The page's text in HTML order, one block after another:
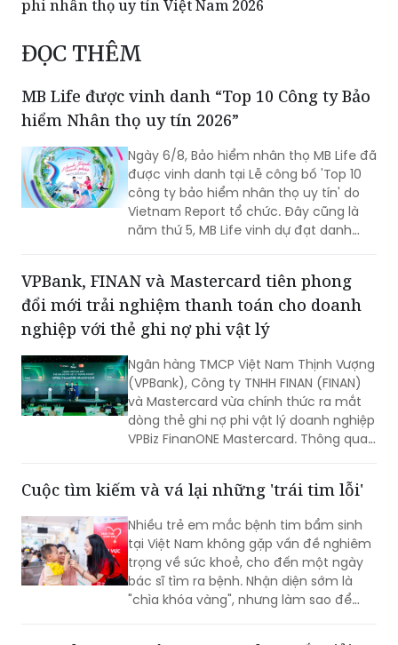
Huân chương Lao động Hạng 3
OPES thăng hạng trong Top 10 Công ty bảo hiểm
phi nhân thọ uy tín Việt Nam 2026
ĐỌC THÊM
MB Life được vinh danh “Top 10 Công ty Bảo
hiểm Nhân thọ uy tín 2026”
Ngày 6/8, Bảo hiểm nhân thọ MB Life đã
được vinh danh tại Lễ công bố 'Top 10
Vietnam Report tổ chức. Đây cũng là
năm thứ 5, MB Life vinh dự đạt danh
hiệu bởi những nỗ lực bền bỉ trong việc
đảm bảo quyền lợi khách hàng với tôn
một thập kỷ.
VPBank, FINAN và Mastercard tiên phong
đổi mới trải nghiệm thanh toán cho doanh
nghiệp với thẻ ghi nợ phi vật lý
Ngân hàng TMCP Việt Nam Thịnh Vượng
(VPBank), Công ty TNHH FINAN (FINAN)
dòng thẻ ghi nợ phi vật lý doanh nghiệp
VPBiz FinanONE Mastercard. Thông qua
giải pháp này, ba đơn vị hướng tới xây
dựng một hệ sinh thái quản trị chi tiêu
hiện đại, nơi doanh nghiệp có thể chủ
động kiểm soát ngân sách, tối ưu dòng
tiền và nâng cao hiệu quả vận hành
ngay từ những giao dịch hàng ngày.
Cuộc tìm kiếm và vá lại những 'trái tim lỗi'
Nhiều trẻ em mắc bệnh tim bẩm sinh
tại Việt Nam không gặp vấn đề nghiêm